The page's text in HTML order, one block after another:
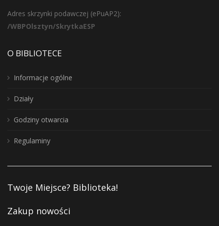
Adres skrzynki podawczej (ePuAP2):
/WBPOlsztyn/SkrytkaESP
O BIBLIOTECE
Informacje ogólne
Działy
Godziny otwarcia
Regulaminy
Twoje Miejsce? Biblioteka!
Zakup nowości